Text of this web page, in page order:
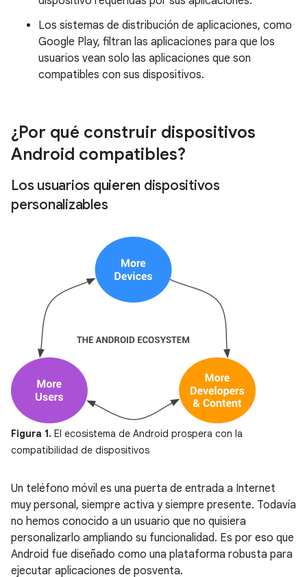
Los sistemas de distribución de aplicaciones, como
Google Play, filtran las aplicaciones para que los
usuarios vean solo las aplicaciones que son
compatibles con sus dispositivos.
¿Por qué construir dispositivos
Android compatibles?
Los usuarios quieren dispositivos
personalizables
Figura 1. El ecosistema de Android prospera con la
compatibilidad de dispositivos
Un teléfono móvil es una puerta de entrada a Internet
muy personal, siempre activa y siempre presente. Todavía
no hemos conocido a un usuario que no quisiera
personalizarlo ampliando su funcionalidad. Es por eso que
Android fue diseñado como una plataforma robusta para
ejecutar aplicaciones de posventa.